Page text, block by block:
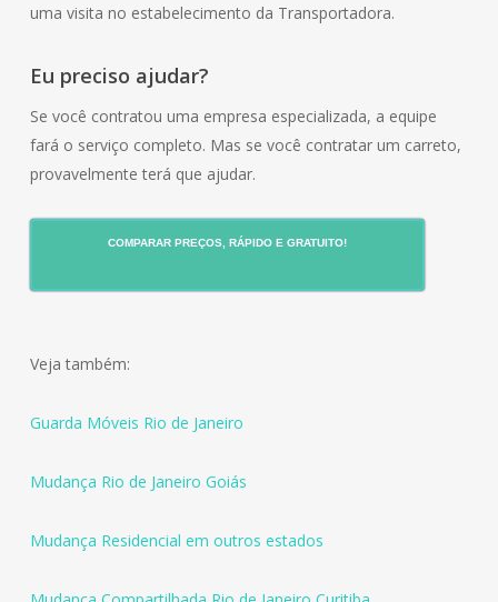
uma visita no estabelecimento da Transportadora.
Eu preciso ajudar?
Se você contratou uma empresa especializada, a equipe
fará o serviço completo. Mas se você contratar um carreto,
provavelmente terá que ajudar.
COMPARAR PREÇOS, RÁPIDO E GRATUITO!
Veja também:
Guarda Móveis Rio de Janeiro
Mudança Rio de Janeiro Goiás
Mudança Residencial em outros estados